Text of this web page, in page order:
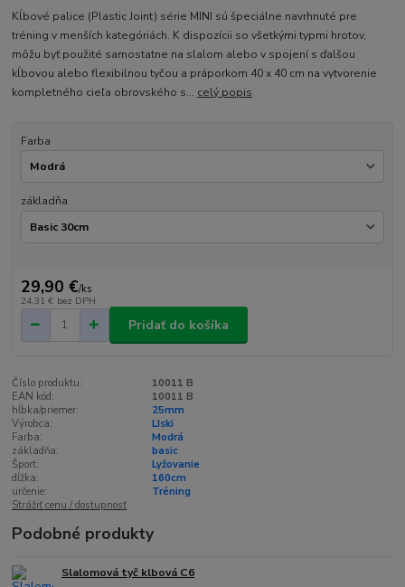
Kĺbové palice (Plastic Joint) série MINI sú špeciálne navrhnuté pre
tréning v menších kategóriách. K dispozícii so všetkými typmi hrotov,
môžu byť použité samostatne na slalom alebo v spojení s ďalšou
kĺbovou alebo flexibilnou tyčou a práporkom 40 x 40 cm na vytvorenie
kompletného cieľa obrovského s... celý popis
Farba
základňa
29,90 €/ks
24,31 € bez DPH
Pridať do košíka
Číslo produktu:
10011 B
EAN kód:
10011 B
hĺbka/priemer:
25mm
Výrobca:
LIski
Farba:
Modrá
základňa:
basic
Šport:
Lyžovanie
dĺžka:
160cm
určenie:
Tréning
Strážiť cenu / dostupnosť
Podobné produkty
Slalomová tyč klbová C6